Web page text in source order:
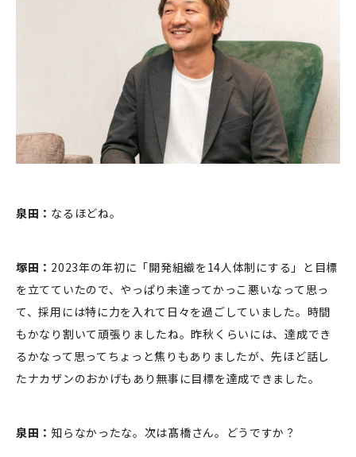
泉田： なるほどね。
塚田： 2023年の年初に「開発組織を14人体制にする」と目標
を立てていたので、やっぱり未達ってかっこ悪いなって思っ
て、採用には特に力を入れて日々を過ごしていました。時間
もかなり割いて頑張りましたね。昨秋くらいには、達成でき
るかなって思ってちょっと焦りもありましたが、先ほど話し
たナカザンのおかげもあり無事に目標を達成できました。
泉田： 知らなかったな。次は髙橋さん。どうですか？